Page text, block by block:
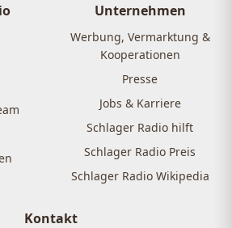
Unternehmen
Werbung, Vermarktung &
Kooperationen
Presse
Jobs & Karriere
Schlager Radio hilft
Schlager Radio Preis
Schlager Radio Wikipedia
Kontakt